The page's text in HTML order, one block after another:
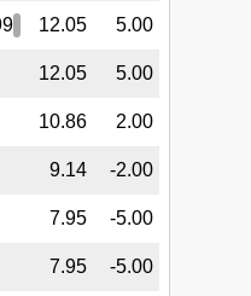
12.05 5.00
12.05 5.00
10.86 2.00
9.14 -2.00
7.95 -5.00
7.95 -5.00